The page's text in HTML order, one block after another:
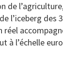
de
des
réel
à l’échelle